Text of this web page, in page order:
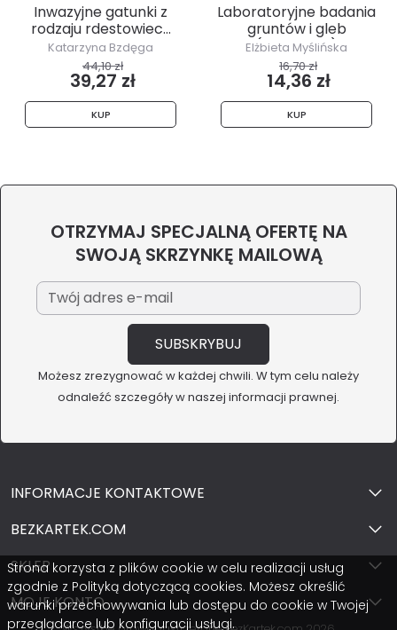
Inwazyjne gatunki z
rodzaju rdestowiec...
Katarzyna Bzdęga
44,10 zł
39,27 zł
KUP
Laboratoryjne badania
gruntów i gleb
(wydanie 2)
Elżbieta Myślińska
16,70 zł
14,36 zł
KUP
OTRZYMAJ SPECJALNĄ OFERTĘ NA
SWOJĄ SKRZYNKĘ MAILOWĄ
Możesz zrezygnować w każdej chwili. W tym celu należy
odnaleźć szczegóły w naszej informacji prawnej.
INFORMACJE KONTAKTOWE
BEZKARTEK.COM
SKLEP
MOJE KONTO
Strona korzysta z plików cookie w celu realizacji usług
zgodnie z Polityką dotyczącą cookies. Możesz określić
warunki przechowywania lub dostępu do cookie w Twojej
przeglądarce lub konfiguracji usługi.